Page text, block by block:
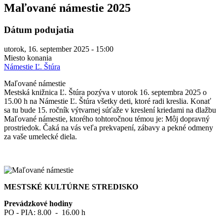
Maľované námestie 2025
Dátum podujatia
utorok, 16. september 2025 - 15:00
Miesto konania
Námestie Ľ. Štúra
Maľované námestie
Mestská knižnica Ľ. Štúra pozýva v utorok 16. septembra 2025 o
15.00 h na Námestie Ľ. Štúra všetky deti, ktoré radi kreslia. Konať
sa tu bude 15. ročník výtvarnej súťaže v kreslení kriedami na dlažbu
Maľované námestie, ktorého tohtoročnou témou je: Môj dopravný
prostriedok. Čaká na vás veľa prekvapení, zábavy a pekné odmeny
za vaše umelecké diela.
MESTSKÉ KULTÚRNE STREDISKO
Prevádzkové hodiny
PO - PIA: 8.00 - 16.00 h